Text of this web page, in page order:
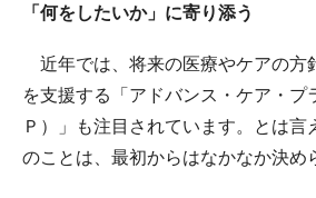
「何をしたいか」に寄り添う
近年では、将来の医療やケアの方
を支援する「アドバンス・ケア・プ
Ｐ）」も注目されています。とは言
のことは、最初からはなかなか決め